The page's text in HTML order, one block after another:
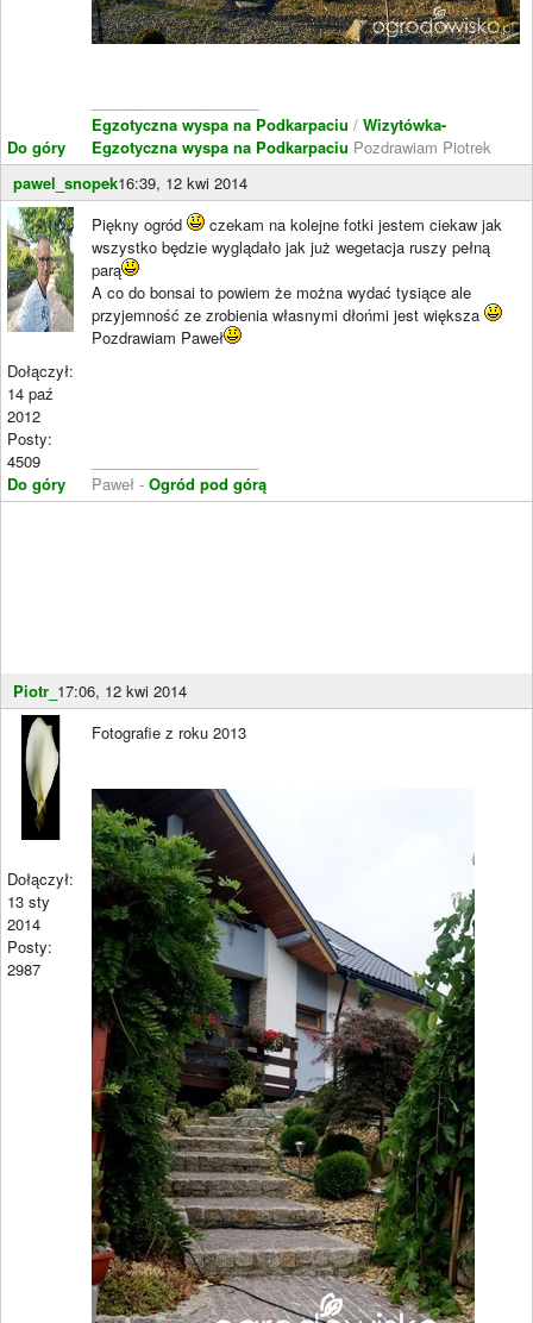
Do góry
Egzotyczna wyspa na Podkarpaciu / Wizytówka-
Egzotyczna wyspa na Podkarpaciu Pozdrawiam Piotrek
pawel_snopek16:39, 12 kwi 2014
Dołączył:
14 paź
2012
Posty:
4509
Do góry
Piękny ogród
czekam na kolejne fotki jestem ciekaw jak
wszystko będzie wyglądało jak już wegetacja ruszy pełną
parą
A co do bonsai to powiem że można wydać tysiące ale
przyjemność ze zrobienia własnymi dłońmi jest większa
Pozdrawiam Paweł
Paweł - Ogród pod górą
Piotr_ 17:06, 12 kwi 2014
Dołączył:
13 sty
2014
Posty:
2987
Fotografie z roku 2013